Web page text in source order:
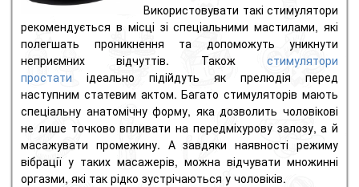
Використовувати такі стимулятори
рекомендується в місці зі спеціальними мастилами, які
полегшать проникнення та допоможуть уникнути
неприємних відчуттів. Також стимулятори
простати ідеально підійдуть як прелюдія перед
наступним статевим актом. Багато стимуляторів мають
спеціальну анатомічну форму, яка дозволить чоловікові
не лише точково впливати на передміхурову залозу, а й
масажувати промежину. А завдяки наявності режиму
вібрації у таких масажерів, можна відчувати множинні
оргазми, які так рідко зустрічаються у чоловіків.